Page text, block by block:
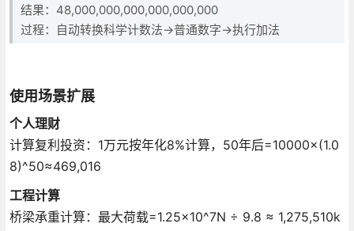
结果：48,000,000,000,000,000,000
过程：自动转换科学计数法→普通数字→执行加法
使用场景扩展
个人理财
计算复利投资：1万元按年化8%计算，50年后=10000×(1.0
8)^50≈469,016
工程计算
桥梁承重计算：最大荷载=1.25×10^7N ÷ 9.8 ≈ 1,275,510k